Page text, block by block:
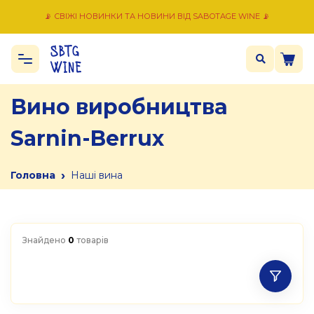
📡 СВІЖІ НОВИНКИ ТА НОВИНИ ВІД SABOTAGE WINE 📡
Вино виробництва
Sarnin-Berrux
Головна › Наші вина
Знайдено 0 товарів